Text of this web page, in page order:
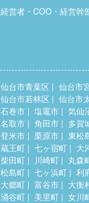
経営者・COO・経営幹
仙台市青葉区
仙台市
仙台市若林区
仙台市
石巻市
塩竈市 気仙
名取市
角田市 多賀
登米市
栗原市 東松
蔵王町
七ヶ宿町 大
柴田町
川崎町 丸森
松島町
七ヶ浜町 利
大郷町
富谷市 大衡
涌谷町
美里町 女川